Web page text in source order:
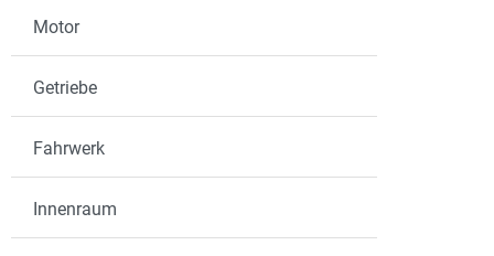
Motor
Getriebe
Fahrwerk
Innenraum